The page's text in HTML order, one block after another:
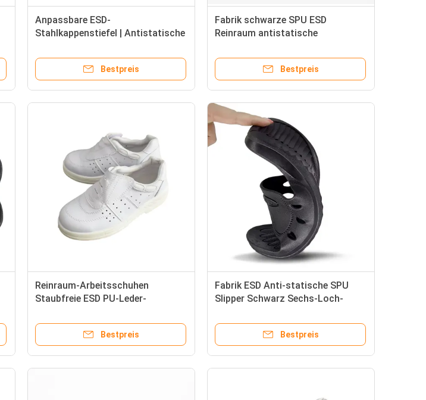
Anpassbare ESD-
Stahlkappenstiefel | Antistatische
Bestpreis
Fabrik schwarze SPU ESD
Reinraum antistatische
Bestpreis
Reinraum-Arbeitsschuhen
Staubfreie ESD PU-Leder-
statische Stahlfußschuhen
Bestpreis
Fabrik ESD Anti-statische SPU
Slipper Schwarz Sechs-Loch-
Sicherheit Komfortabel Anti-
Bestpreis